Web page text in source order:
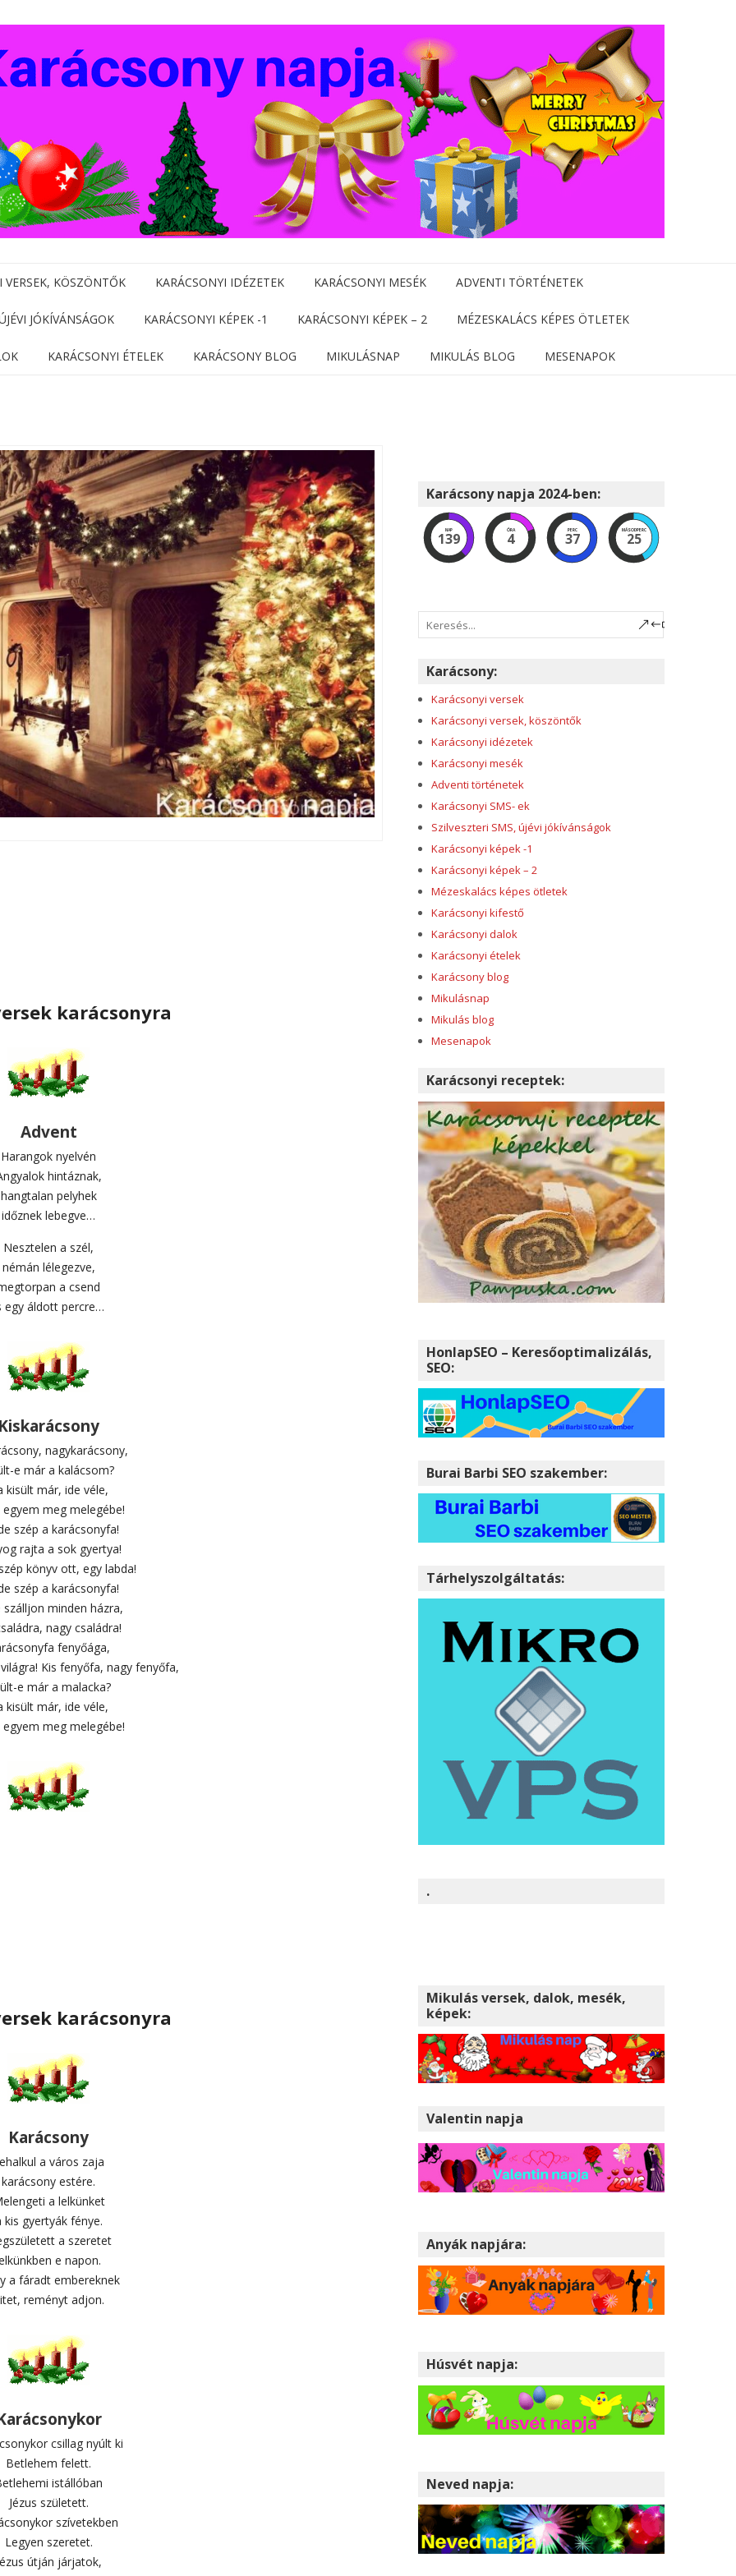
VERSEK, KÖSZÖNTŐK KARÁCSONYI IDÉZETEK KARÁCSONYI MESÉK ADVENTI TÖRTÉNETEK
JÓKÍVÁNSÁGOK KARÁCSONYI KÉPEK -1 KARÁCSONYI KÉPEK – 2 MÉZESKALÁCS KÉPES ÖTLETEK
KARÁCSONYI ÉTELEK KARÁCSONY BLOG MIKULÁSNAP MIKULÁS BLOG MESENAPOK
karácsonyra
Advent
Harangok nyelvén
hintáznak,
hangtalan pelyhek
időznek lebegve…
Nesztelen a szél,
némán lélegezve,
a csend
egy áldott percre…
Kiskarácsony
nagykarácsony,
e már a kalácsom?
kisült már, ide véle,
egyem meg melegébe!
szép a karácsonyfa!
rajta a sok gyertya!
könyv ott, egy labda!
szép a karácsonyfa!
szálljon minden házra,
nagy családra!
fenyőága,
Kis fenyőfa, nagy fenyőfa,
e már a malacka?
kisült már, ide véle,
egyem meg melegébe!
karácsonyra
Karácsony
a város zaja
karácsony estére.
a lelkünket
kis gyertyák fénye.
a szeretet
e napon.
a fáradt embereknek
reményt adjon.
csillag nyúlt ki
Betlehem felett.
istállóban
Jézus született.
szívetekben
Legyen szeretet.
útján járjatok,
Karácsony napja 2024-ben:
NAP
139
ÓRA
4
PERC
37
MÁSODPERC
24
Karácsony:
Karácsonyi versek
Karácsonyi versek, köszöntők
Karácsonyi idézetek
Karácsonyi mesék
Adventi történetek
Karácsonyi SMS- ek
Szilveszteri SMS, újévi jókívánságok
Karácsonyi képek -1
Karácsonyi képek – 2
Mézeskalács képes ötletek
Karácsonyi kifestő
Karácsonyi dalok
Karácsonyi ételek
Karácsony blog
Mikulásnap
Mikulás blog
Mesenapok
Karácsonyi receptek:
HonlapSEO – Keresőoptimalizálás,
SEO:
Burai Barbi SEO szakember:
Tárhelyszolgáltatás:
.
Mikulás versek, dalok, mesék,
képek:
Valentin napja
Anyák napjára:
Húsvét napja:
Neved napja: